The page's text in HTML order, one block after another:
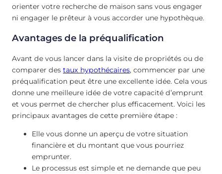
orienter votre recherche de maison sans vous engager
ni engager le prêteur à vous accorder une hypothèque.
Avantages de la préqualification
Avant de vous lancer dans la visite de propriétés ou de
comparer des taux hypothécaires, commencer par une
préqualification peut être une excellente idée. Cela vous
donne une meilleure idée de votre capacité d’emprunt
et vous permet de chercher plus efficacement. Voici les
principaux avantages de cette première étape :
Elle vous donne un aperçu de votre situation
financière et du montant que vous pourriez
emprunter.
Le processus est simple et ne demande que peu